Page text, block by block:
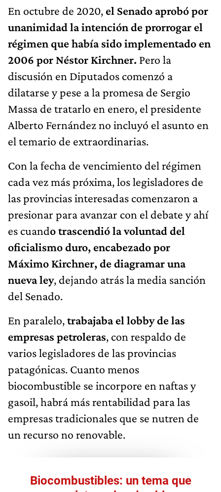
En octubre de 2020, el Senado aprobó por
unanimidad la intención de prorrogar el
régimen que había sido implementado en
2006 por Néstor Kirchner. Pero la
discusión en Diputados comenzó a
dilatarse y pese a la promesa de Sergio
Massa de tratarlo en enero, el presidente
Alberto Fernández no incluyó el asunto en
el temario de extraordinarias.
Con la fecha de vencimiento del régimen
cada vez más próxima, los legisladores de
las provincias interesadas comenzaron a
presionar para avanzar con el debate y ahí
es cuando trascendió la voluntad del
oficialismo duro, encabezado por
Máximo Kirchner, de diagramar una
nueva ley, dejando atrás la media sanción
del Senado.
En paralelo,trabajaba el lobby de las
empresas petroleras, con respaldo de
varios legisladores de las provincias
patagónicas. Cuanto menos
biocombustible se incorpore en naftas y
gasoil, habrá más rentabilidad para las
empresas tradicionales que se nutren de
un recurso no renovable.
Biocombustibles: un tema que